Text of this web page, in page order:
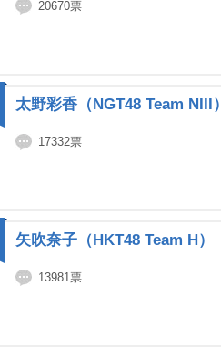
20670票
太野彩香（NGT48 Team NIII）
17332票
矢吹奈子（HKT48 Team H）
13981票